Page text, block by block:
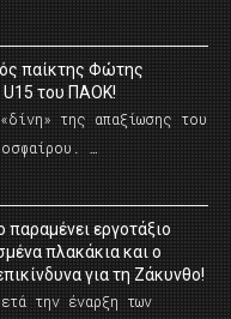
παίκτης Φώτης
U15 του ΠΑΟΚ!
της απαξίωσης του
…
παραμένει εργοτάξιο
πλακάκια και ο
για τη Ζάκυνθο!
την έναρξη των